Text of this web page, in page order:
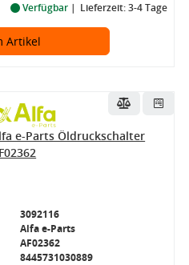
Verfügbar Lieferzeit: 3-4 Tage
Artikel
e-Parts Öldruckschalter
3092116
Alfa e-Parts
AF02362
8445731030889